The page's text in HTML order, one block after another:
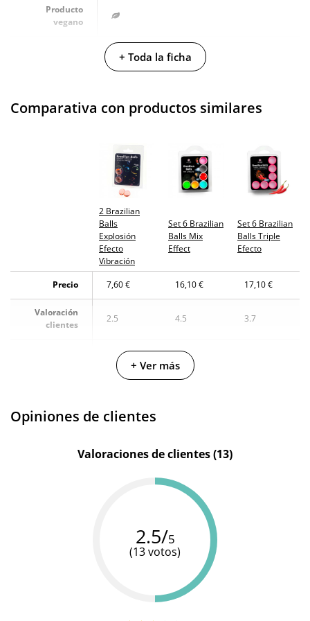
Producto
vegano
Garantías 3 años de garantía
El lunes 10 de agosto (fecha estimada)
+ Toda la ficha
Comparativa con productos similares
2 Brazilian
Balls
Explosión
Efecto
Vibración
Set 6 Brazilian
Balls Mix
Effect
Set 6 Brazilian
Balls Triple
Efecto
Precio 7,60 € 16,10 € 17,10 €
Valoración
clientes
2.5 4.5 3.7
Diverty
Sex
Secret
Play
+ Ver más
Opiniones de clientes
Valoraciones de clientes (13)
2.5/5
(13 votos)